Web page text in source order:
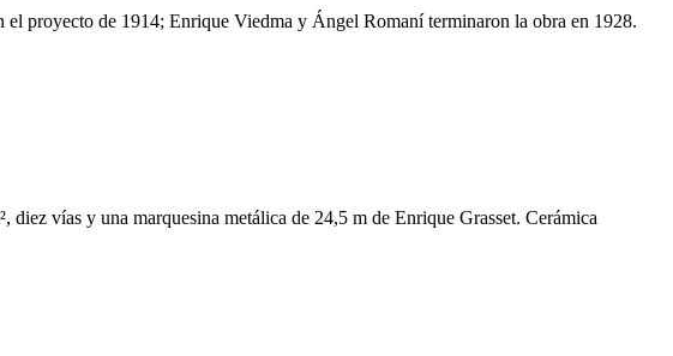
proyecto de 1914; Enrique Viedma y Ángel Romaní terminaron la obra en 1928.
vías y una marquesina metálica de 24,5 m de Enrique Grasset. Cerámica